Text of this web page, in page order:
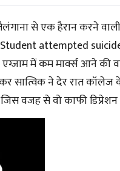
से एक हैरान करने
attempted
एग्जाम में कम मार्क्स आने
सात्विक ने देर रात
वजह से वो काफी डिप्रेशन